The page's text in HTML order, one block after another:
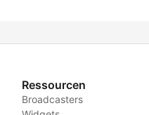
Ressourcen
Broadcasters